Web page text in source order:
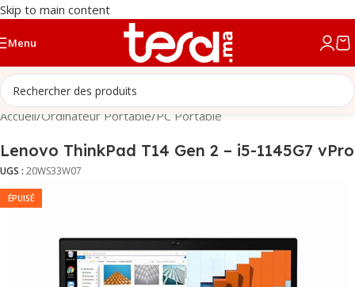
Skip to main content
Menu
Accueil/Ordinateur Portable/PC Portable
Lenovo ThinkPad T14 Gen 2 – i5-1145G7 vPro
UGS : 20WS33W07
ÉPUISÉ